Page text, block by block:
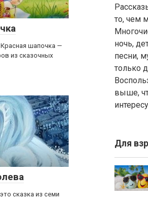
шапочка —
из сказочных
сказка из семи
то, чем
ночь,
песни,
только
выше,
Для